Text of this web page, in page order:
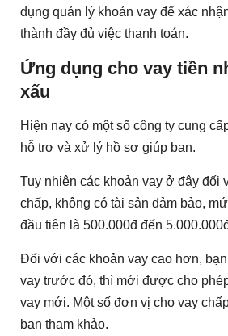
dụng quản lý khoản vay để xác
thành đầy đủ việc thanh toán.
Ứng dụng cho vay tiền
xấu
Hiện nay có một số công ty cung
hỗ trợ và xử lý hồ sơ giúp bạn.
Tuy nhiên các khoản vay ở đây đối
chấp, không có tài sản đảm bảo,
đầu tiên là 500.000đ đến
Đối với các khoản vay cao hơn,
vay trước đó, thì mới được cho
vay mới. Một số đơn vị cho vay
bạn tham khảo.